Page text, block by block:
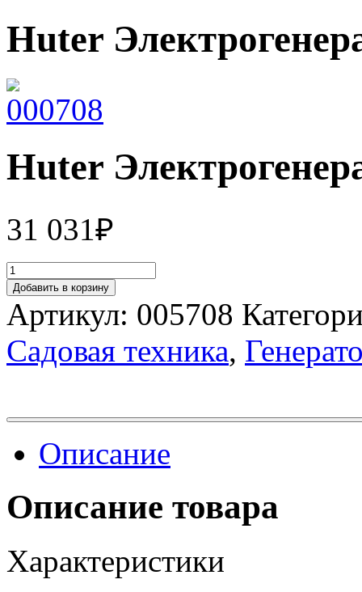
Huter
Huter
31 031₽
Добавить в корзину
Артикул: 005708
Садовая техника,
Описание
Описание товара
Характеристики